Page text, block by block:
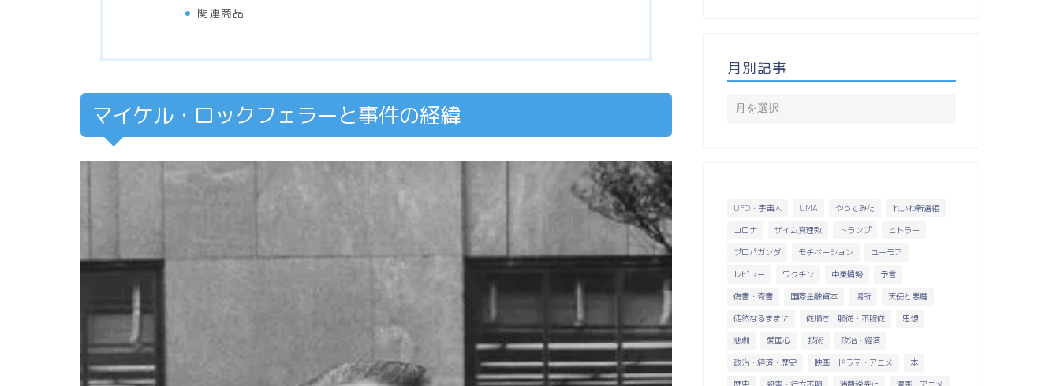
関連商品
マイケル・ロックフェラーと事件の経緯
月別記事
UFO・宇宙人 UMA やってみた
れいわ新選組
コロナ
ザイム真理教 トランプ
ヒトラー
プロパガンダ
モチベーション
ユーモア
レビュー
ワクチン 中東情勢
予言
偽書・奇書
国際金融資本 場所
天使と悪魔
徒然なるままに
従順さ・服従・不服従
思想
悲劇
愛国心 技術
政治・経済
政治・経済・歴史
映画・ドラマ・アニメ
本